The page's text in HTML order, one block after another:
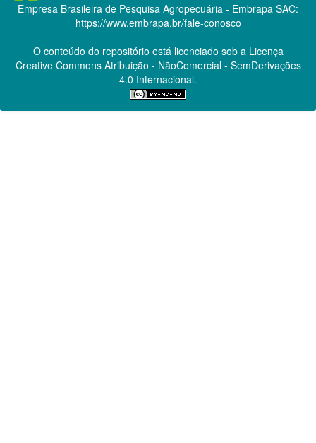
Empresa Brasileira de Pesquisa Agropecuária - Embrapa SAC:
https://www.embrapa.br/fale-conosco
O conteúdo do repositório está licenciado sob a Licença
Creative CommonsAtribuição - NãoComercial - SemDerivações
4.0 Internacional.